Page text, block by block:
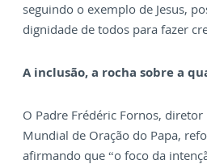
seguindo o exemplo de Jesus,
dignidade de todos para fazer
A inclusão, a rocha sobre a
O Padre Frédéric Fornos,
Mundial de Oração do Papa,
afirmando que “o foco da